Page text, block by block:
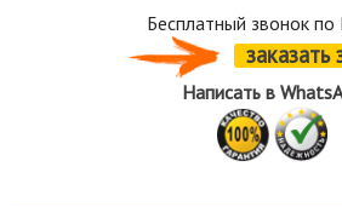
Бесплатный звонок по
заказать
Написать в